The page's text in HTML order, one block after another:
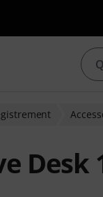
Desk
6 évaluations